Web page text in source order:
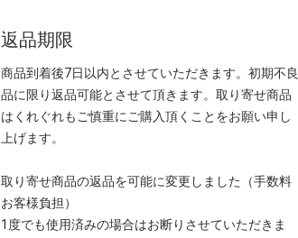
返品期限
商品到着後7日以内とさせていただきます。初期不良
品に限り返品可能とさせて頂きます。取り寄せ商品
はくれぐれもご慎重にご購入頂くことをお願い申し
上げます。
取り寄せ商品の返品を可能に変更しました（手数料
お客様負担）
1度でも使用済みの場合はお断りさせていただきま